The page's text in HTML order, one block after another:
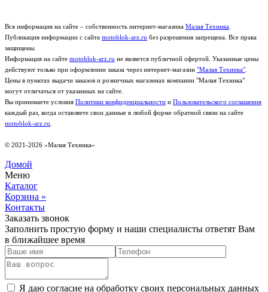
Вся информация на сайте – собственность интернет-магазина Малая Техника
Публикация информации с сайта motoblok-arz.ru без разрешения запрещена. Все права
защищены.
Информация на сайте motoblok-arz.ru не является публичной офертой. Указанные цены
действуют только при оформлении заказа через интернет-магазин "Малая Техника"
Цены в пунктах выдачи заказов и розничных магазинах компании "Малая Техника"
могут отличаться от указанных на сайте.
Вы принимаете условия Политики конфиденциальности и Пользовательского соглашения
каждый раз, когда оставляете свои данные в любой форме обратной связи на сайте
motoblok-arz.ru
© 2021-2026 «Малая Техника»
Домой
Меню
Каталог
Корзина »
Контакты
Заказать звонок
Заполнить простую форму и наши специалисты ответят Вам
в ближайшее время
Я даю согласие на обработку своих персональных данных